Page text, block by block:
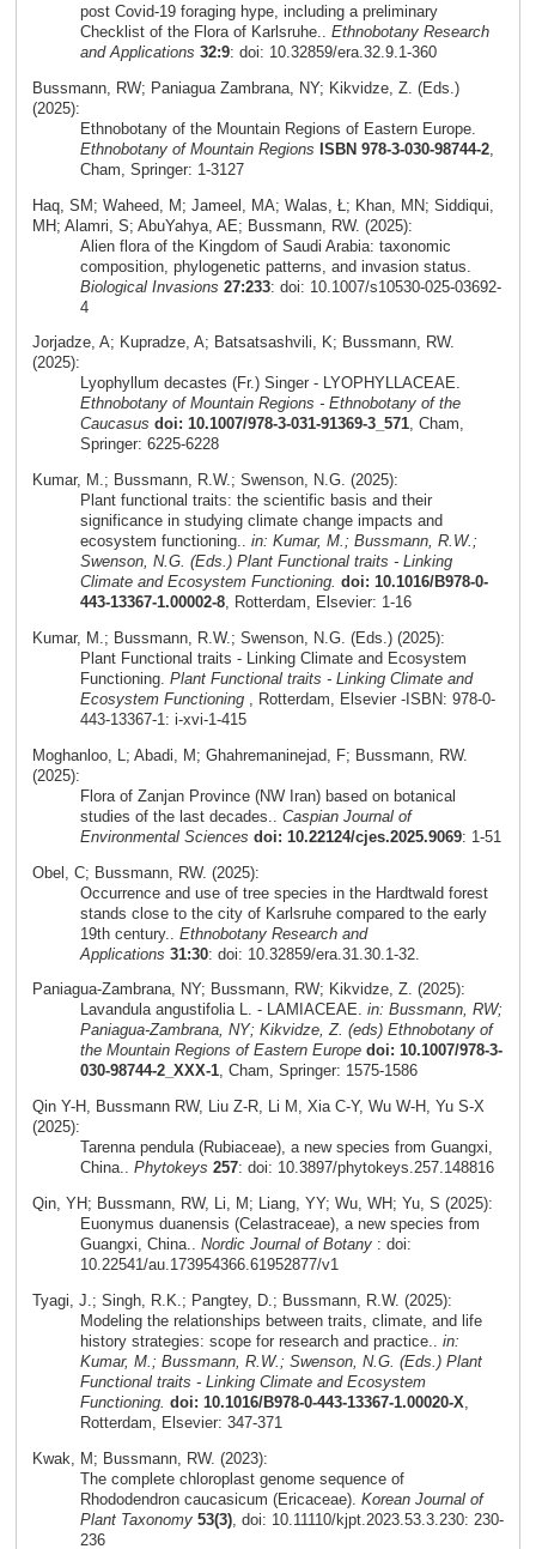
post Covid-19 foraging hype, including a preliminary
Checklist of the Flora of Karlsruhe.. Ethnobotany Research
and Applications 32:9: doi: 10.32859/era.32.9.1-360
Bussmann, RW; Paniagua Zambrana, NY; Kikvidze, Z. (Eds.)
(2025):
Ethnobotany of the Mountain Regions of Eastern Europe.
Ethnobotany of Mountain Regions ISBN 978-3-030-98744-2,
Cham, Springer: 1-3127
Haq, SM; Waheed, M; Jameel, MA; Walas, Ł; Khan, MN; Siddiqui,
MH; Alamri, S; AbuYahya, AE; Bussmann, RW. (2025):
Alien flora of the Kingdom of Saudi Arabia: taxonomic
composition, phylogenetic patterns, and invasion status.
Biological Invasions 27:233: doi: 10.1007/s10530-025-03692-
4
Jorjadze, A; Kupradze, A; Batsatsashvili, K; Bussmann, RW.
(2025):
Lyophyllum decastes (Fr.) Singer - LYOPHYLLACEAE.
Ethnobotany of Mountain Regions - Ethnobotany of the
Caucasus doi: 10.1007/978-3-031-91369-3_571, Cham,
Springer: 6225-6228
Kumar, M.; Bussmann, R.W.; Swenson, N.G. (2025):
Plant functional traits: the scientific basis and their
significance in studying climate change impacts and
ecosystem functioning.. in: Kumar, M.; Bussmann, R.W.;
Swenson, N.G. (Eds.) Plant Functional traits - Linking
Climate and Ecosystem Functioning. doi: 10.1016/B978-0-
443-13367-1.00002-8, Rotterdam, Elsevier: 1-16
Kumar, M.; Bussmann, R.W.; Swenson, N.G. (Eds.) (2025):
Plant Functional traits - Linking Climate and Ecosystem
Functioning. Plant Functional traits - Linking Climate and
Ecosystem Functioning, Rotterdam, Elsevier -ISBN: 978-0-
443-13367-1: i-xvi-1-415
Moghanloo, L; Abadi, M; Ghahremaninejad, F; Bussmann, RW.
(2025):
Flora of Zanjan Province (NW Iran) based on botanical
studies of the last decades.. Caspian Journal of
Environmental Sciences doi: 10.22124/cjes.2025.9069: 1-51
Obel, C; Bussmann, RW. (2025):
Occurrence and use of tree species in the Hardtwald forest
stands close to the city of Karlsruhe compared to the early
19th century.. Ethnobotany Research and
Applications 31:30: doi: 10.32859/era.31.30.1-32.
Paniagua-Zambrana, NY; Bussmann, RW; Kikvidze, Z. (2025):
Lavandula angustifolia L. - LAMIACEAE. in: Bussmann, RW;
Paniagua-Zambrana, NY; Kikvidze, Z. (eds) Ethnobotany of
the Mountain Regions of Eastern Europe doi: 10.1007/978-3-
030-98744-2_XXX-1, Cham, Springer: 1575-1586
Qin Y-H, Bussmann RW, Liu Z-R, Li M, Xia C-Y, Wu W-H, Yu S-X
(2025):
Tarenna pendula (Rubiaceae), a new species from Guangxi,
China.. Phytokeys 257: doi: 10.3897/phytokeys.257.148816
Qin, YH; Bussmann, RW, Li, M; Liang, YY; Wu, WH; Yu, S (2025):
Euonymus duanensis (Celastraceae), a new species from
Guangxi, China.. Nordic Journal of Botany: doi:
10.22541/au.173954366.61952877/v1
Tyagi, J.; Singh, R.K.; Pangtey, D.; Bussmann, R.W. (2025):
Modeling the relationships between traits, climate, and life
history strategies: scope for research and practice.. in:
Kumar, M.; Bussmann, R.W.; Swenson, N.G. (Eds.) Plant
Functional traits - Linking Climate and Ecosystem
Functioning. doi: 10.1016/B978-0-443-13367-1.00020-X
Rotterdam, Elsevier: 347-371
Kwak, M; Bussmann, RW. (2023):
The complete chloroplast genome sequence of
Rhododendron caucasicum (Ericaceae). Korean Journal of
Plant Taxonomy 53(3), doi: 10.11110/kjpt.2023.53.3.230: 230-
236